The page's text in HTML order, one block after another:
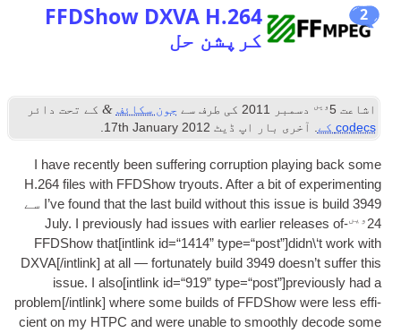
FFDShow DXVA H.264
کرپشن حل
2011 کی طرف سے جون سکائف &کے تحت دائر
بار اپ ڈیٹ
17th January 2012
.
I have recently been suf­fer­ing cor­rup­tion
H.264 files with FFD­Show try­outs. After a bit of
I’ve found that the last build without this3949 سے
July. I pre­vi­ously had issues with earli­er
FFD­Show that[int­link id=“1414” type=“post”
DXVA[/intlink]at all — for­tu­nately build3949
issue. I also[int­link id=“919” type=“post”
problem[/intlink]where some builds of
cient on my HTPC and were unable to